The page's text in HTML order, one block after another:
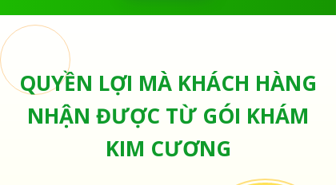
QUYỀN LỢI MÀ KHÁCH HÀNG
NHẬN ĐƯỢC TỪ GÓI KHÁM
KIM CƯƠNG